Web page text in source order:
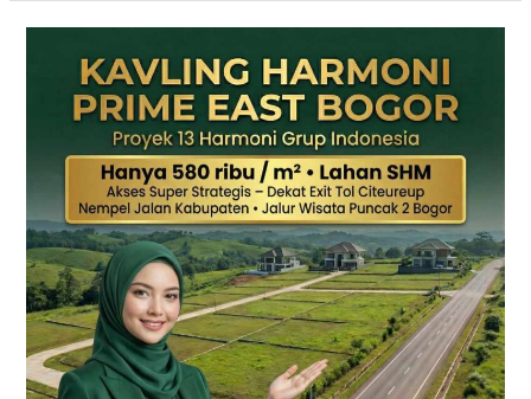
MURAH
Puncak
Panduan
Lengkap
&
Legalitas
Jelas